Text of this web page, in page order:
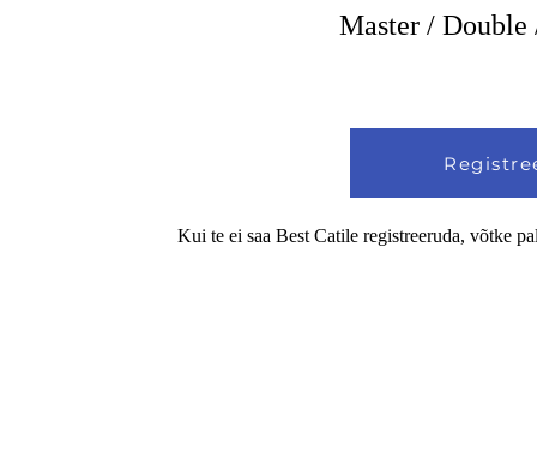
Master /
Kui te ei saa Best Catile registreeruda, võtke